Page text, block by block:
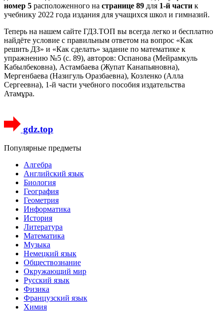
номер 5 расположенного на странице 89 для 1-й части к
учебнику 2022 года издания для учащихся школ и гимназий.
Теперь на нашем сайте ГДЗ.ТОП вы всегда легко и бесплатно
найдёте условие с правильным ответом на вопрос «Как
решить ДЗ» и «Как сделать» задание по математике к
упражнению №5 (с. 89), авторов: Оспанова (Мейрамкуль
Кабылбековна), Астамбаева (Жупат Канапьяновна),
Мергенбаева (Назигуль Оразбаевна), Козленко (Алла
Сергеевна), 1-й части учебного пособия издательства
Атамұра.
gdz.top
Популярные предметы
Алгебра
Английский язык
Биология
География
Геометрия
Информатика
История
Литература
Математика
Музыка
Немецкий язык
Обществознание
Окружающий мир
Русский язык
Физика
Французский язык
Химия